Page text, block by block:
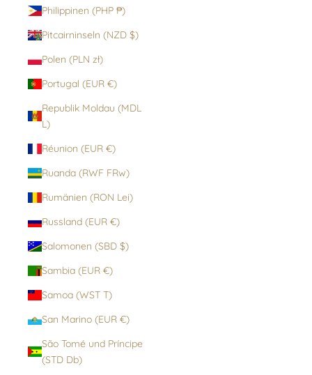
Philippinen (PHP ₱)
Pitcairninseln (NZD $)
Polen (PLN zł)
Portugal (EUR €)
Republik Moldau (MDL
L)
Réunion (EUR €)
Ruanda (RWF FRw)
Rumänien (RON Lei)
Russland (EUR €)
Salomonen (SBD $)
Sambia (EUR €)
Samoa (WST T)
San Marino (EUR €)
São Tomé und Príncipe
(STD Db)